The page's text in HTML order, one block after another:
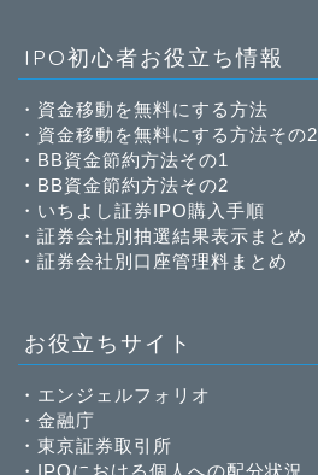
IPO初心者お役立ち情報
・ 資金移動を無料にする方法
・ 資金移動を無料にする方法その2
・ BB資金節約方法その1
・ BB資金節約方法その2
・ いちよし証券IPO購入手順
・ 証券会社別抽選結果表示まとめ
・ 証券会社別口座管理料まとめ
お役立ちサイト
・ エンジェルフォリオ
・ 金融庁
・ 東京証券取引所